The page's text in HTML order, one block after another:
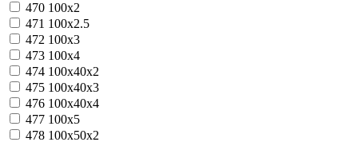
470 100x2
471 100x2.5
472 100x3
473 100x4
474 100x40x2
475 100x40x3
476 100x40x4
477 100x5
478 100x50x2